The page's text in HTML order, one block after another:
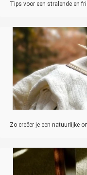
Tips voor een stralende en
Zo creëer je een natuurlijke